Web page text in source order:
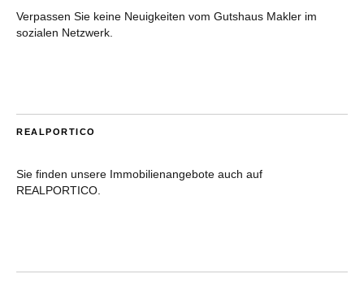
Verpassen Sie keine Neuigkeiten vom Gutshaus Makler im
sozialen Netzwerk.
REALPORTICO
Sie finden unsere Immobilienangebote auch auf
REALPORTICO.